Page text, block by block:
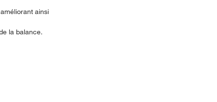
ainsi
la balance.